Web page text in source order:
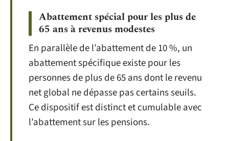
Abattement spécial pour les plus de
65 ans à revenus modestes
En parallèle de l’abattement de 10 %, un
abattement spécifique existe pour les
personnes de plus de 65 ans dont le revenu
net global ne dépasse pas certains seuils.
Ce dispositif est distinct et cumulable avec
l’abattement sur les pensions.